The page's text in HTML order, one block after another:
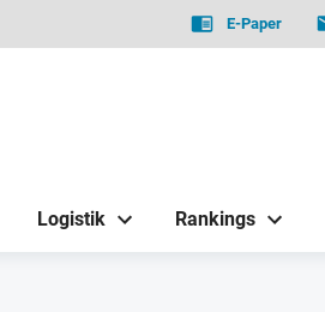
E-Paper
Logistik Rankings